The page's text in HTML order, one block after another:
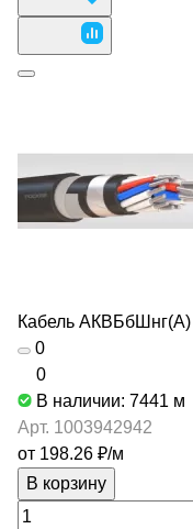
Кабель АКВБбШнг(А)
0
0
В наличии: 7441 м
Арт. 1003942942
от 198.26 ₽/м
В корзину